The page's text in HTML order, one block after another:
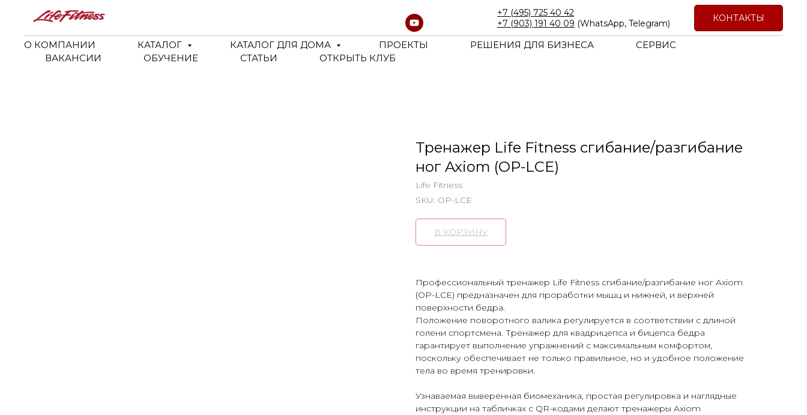
+7 (495) 725 40 42
+7 (903) 191 40 09 (WhatsApp, Telegram)
КОНТАКТЫ
О КОМПАНИИ КАТАЛОГ КАТАЛОГ ДЛЯ ДОМА ПРОЕКТЫ РЕШЕНИЯ ДЛЯ БИЗНЕСА
СЕРВИС
ВАКАНСИИ
ОБУЧЕНИЕ СТАТЬИ ОТКРЫТЬ КЛУБ
Тренажер Life Fitness cгибание/разгибание
ног Axiom (OP-LCE)
Life Fitness
SKU: OP-LCE
В КОРЗИНУ
Профессиональный тренажер Life Fitness cгибание/разгибание ног Axiom
(OP-LCE) предназначен для проработки мышц и нижней, и верхней
поверхности бедра.
Положение поворотного валика регулируется в соответствии с длиной
голени спортсмена. Тренажер для квадрицепса и бицепса бедра
гарантирует выполнение упражнений с максимальным комфортом,
поскольку обеспечивает не только правильное, но и удобное положение
тела во время тренировки.
Узнаваемая выверенная биомеханика, простая регулировка и наглядные
инструкции на табличках с QR-кодами делают тренажеры Axiom